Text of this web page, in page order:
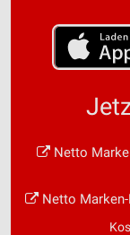
Netto
Netto